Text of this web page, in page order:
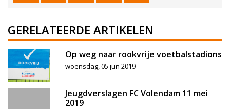
GERELATEERDE ARTIKELEN
Op weg naar rookvrije voetbalstadions
woensdag, 05 jun 2019
Jeugdverslagen FC Volendam 11 mei
2019